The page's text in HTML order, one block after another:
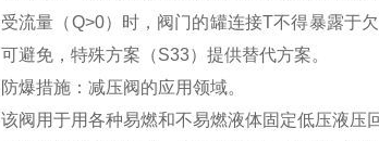
受流量（Q>0）时，阀门的罐连接T不得暴露于
可避免，特殊方案（S33）提供替代方案。
防爆措施：减压阀的应用领域。
该阀用于用各种易燃和不易燃液体固定低压液压